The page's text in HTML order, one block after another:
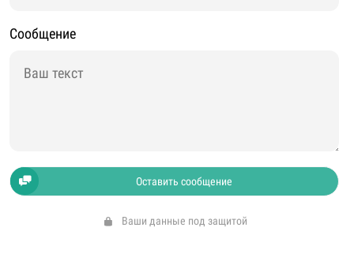
Сообщение
Оставить сообщение
Ваши данные под защитой